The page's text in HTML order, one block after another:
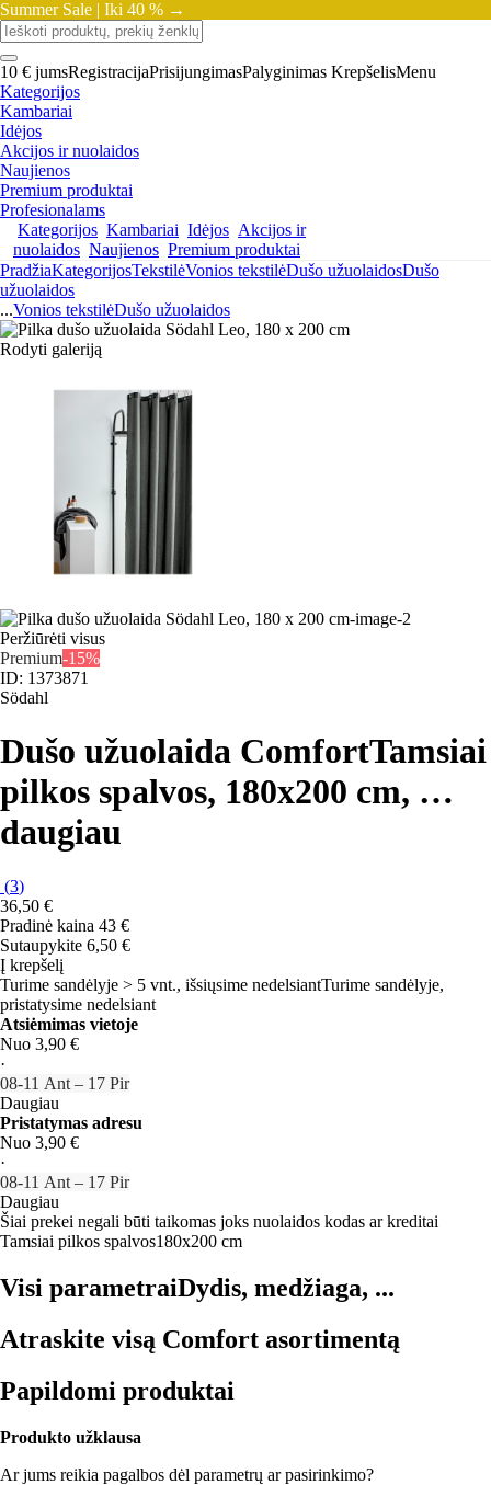
Summer Sale | Iki 40 % →
10 € jumsRegistracijaPrisijungimasPalyginimas KrepšelisMenu
Kategorijos
Kambariai
Idėjos
Akcijos ir nuolaidos
Naujienos
Premium produktai
Profesionalams
Kategorijos Kambariai Idėjos Akcijos ir
nuolaidos Naujienos Premium produktai
PradžiaKategorijosTekstilėVonios tekstilėDušo užuolaidosDušo
užuolaidos
...Vonios tekstilėDušo užuolaidos
Rodyti galeriją
Peržiūrėti visus
Premium-15%
ID: 1373871
Södahl
Dušo užuolaida ComfortTamsiai
pilkos spalvos, 180x200 cm, …
daugiau
(3)
36,50 €
Pradinė kaina 43 €
Sutaupykite 6,50 €
Į krepšelį
Turime sandėlyje > 5 vnt., išsiųsime nedelsiantTurime sandėlyje,
pristatysime nedelsiant
Atsiėmimas vietoje
Nuo 3,90 €
·
08‑11 Ant – 17 Pir
Daugiau
Pristatymas adresu
Nuo 3,90 €
·
08‑11 Ant – 17 Pir
Daugiau
Šiai prekei negali būti taikomas joks nuolaidos kodas ar kreditai
Tamsiai pilkos spalvos180x200 cm
Visi parametraiDydis, medžiaga, ...
Atraskite visą Comfort asortimentą
Papildomi produktai
Produkto užklausa
Ar jums reikia pagalbos dėl parametrų ar pasirinkimo?